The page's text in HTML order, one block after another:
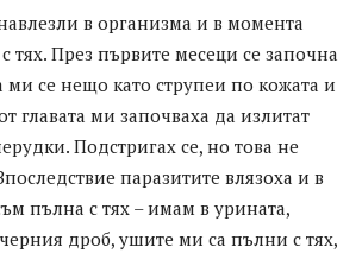
в организма и в момента
тях. През първите месеци се започна
ми се нещо като струпеи по кожата и
главата ми започваха да излитат
Подстригах се, но това не
паразитите влязоха и в
пълна с тях – имам в урината,
дроб, ушите ми са пълни с тях,